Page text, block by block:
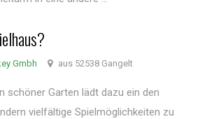
Gmbh aus 52538 Gangelt
schöner Garten lädt dazu ein den
vielfältige Spielmöglichkeiten zu